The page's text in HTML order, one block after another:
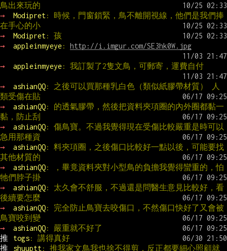
鳥出來玩的
→
Modipret: 時候，門窗鎖緊，鳥不離開視線，他們是我們捧
在手心的小
→
Modipret: 孩
→
appleinmyeye: http://i.imgur.com/SE3hk0W.jpg
→ appleinmyeye: 我訂製了2隻文鳥，可郵寄，運費自付
→ ashianQQ: 之後可以買那種乳白色（類似紙膠帶材質） 人
類受傷在貼
→
ashianQQ: 的透氣膠帶，然後把資料夾項圈的內外圈都黏一
黏，防止刮
→
ashianQQ: 傷鳥寶。不過我覺得現在受傷比較嚴重是時可以
急用那種資
→
ashianQQ: 料夾項圈，之後傷口比較好一點以後，可能要找
其他材質的
→
ashianQQ: ，畢竟資料夾對小型鳥的負擔我覺得蠻重的，怕
牠們脖子掛
→
ashianQQ: 太久會不舒服，不過還是問醫生意見比較好，看
後續要怎麼
→
ashianQQ: 完全防止鳥寶去咬傷口，不然傷口快好了又會被
鳥寶咬到變
→
ashianQQ: 嚴重就不好了
推
togs: 講得真好
推
shuuptt: 推我家文鳥我也捨不得剪，反正都要細心照顧就